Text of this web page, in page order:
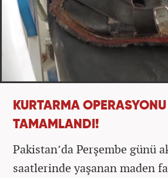
KURTARMA OPERASYONU
TAMAMLANDI!
Pakistan’da Perşembe günü
saatlerinde yaşanan maden